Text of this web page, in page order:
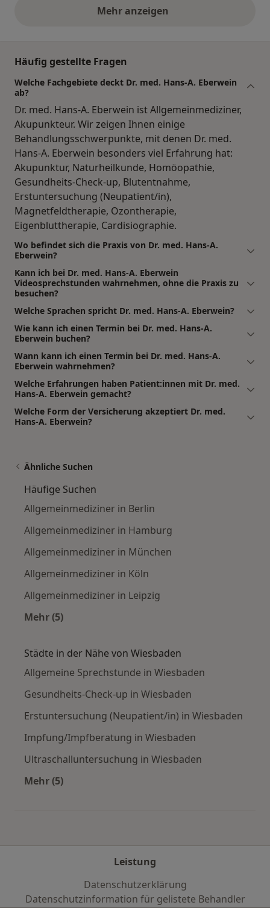
Mehr anzeigenobige Stellungnahmen
Häufig gestellte Fragen
Welche Fachgebiete deckt Dr. med. Hans-A. Eberwein
ab?
Dr. med. Hans-A. Eberwein ist Allgemeinmediziner,
Akupunkteur. Wir zeigen Ihnen einige
Behandlungsschwerpunkte, mit denen Dr. med.
Hans-A. Eberwein besonders viel Erfahrung hat:
Akupunktur, Naturheilkunde, Homöopathie,
Gesundheits-Check-up, Blutentnahme,
Erstuntersuchung (Neupatient/in),
Magnetfeldtherapie, Ozontherapie,
Eigenbluttherapie, Cardisiographie.
Wo befindet sich die Praxis von Dr. med. Hans-A.
Eberwein?
Kann ich bei Dr. med. Hans-A. Eberwein
Videosprechstunden wahrnehmen, ohne die Praxis zu
besuchen?
Welche Sprachen spricht Dr. med. Hans-A. Eberwein?
Wie kann ich einen Termin bei Dr. med. Hans-A.
Eberwein buchen?
Wann kann ich einen Termin bei Dr. med. Hans-A.
Eberwein wahrnehmen?
Welche Erfahrungen haben Patient:innen mit Dr. med.
Hans-A. Eberwein gemacht?
Welche Form der Versicherung akzeptiert Dr. med.
Hans-A. Eberwein?
Ähnliche Suchen
Häufige Suchen
Allgemeinmediziner in Berlin
Allgemeinmediziner in Hamburg
Allgemeinmediziner in München
Allgemeinmediziner in Köln
Allgemeinmediziner in Leipzig
Mehr (5)
Städte in der Nähe von Wiesbaden
Allgemeine Sprechstunde in Wiesbaden
Gesundheits-Check-up in Wiesbaden
Erstuntersuchung (Neupatient/in) in Wiesbaden
Impfung/Impfberatung in Wiesbaden
Ultraschalluntersuchung in Wiesbaden
Mehr (5)
Leistung
Datenschutzerklärung
Datenschutzinformation für gelistete Behandler